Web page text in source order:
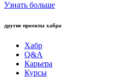
Узнать больше
другие проекты хабра
Хабр
Q&A
Карьера
Курсы